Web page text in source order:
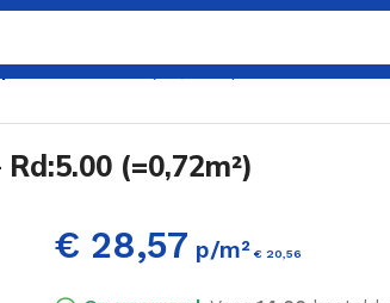
– Rd:5.00 (=0,72m²)
(=0,72m²)
€ 28,57 p/m² € 20,56